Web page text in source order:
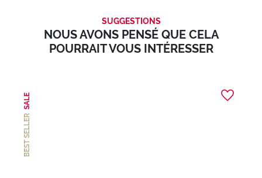
SUGGESTIONS
NOUS AVONS PENSÉ QUE CELA
POURRAIT VOUS INTÉRESSER
BEST SELLER
SALE